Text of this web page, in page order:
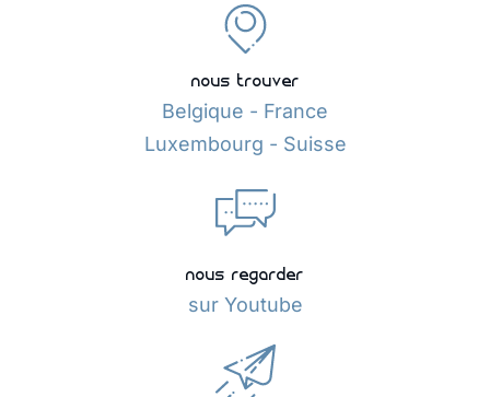
nous trouver
Belgique - France
Luxembourg - Suisse
nous regarder
sur Youtube